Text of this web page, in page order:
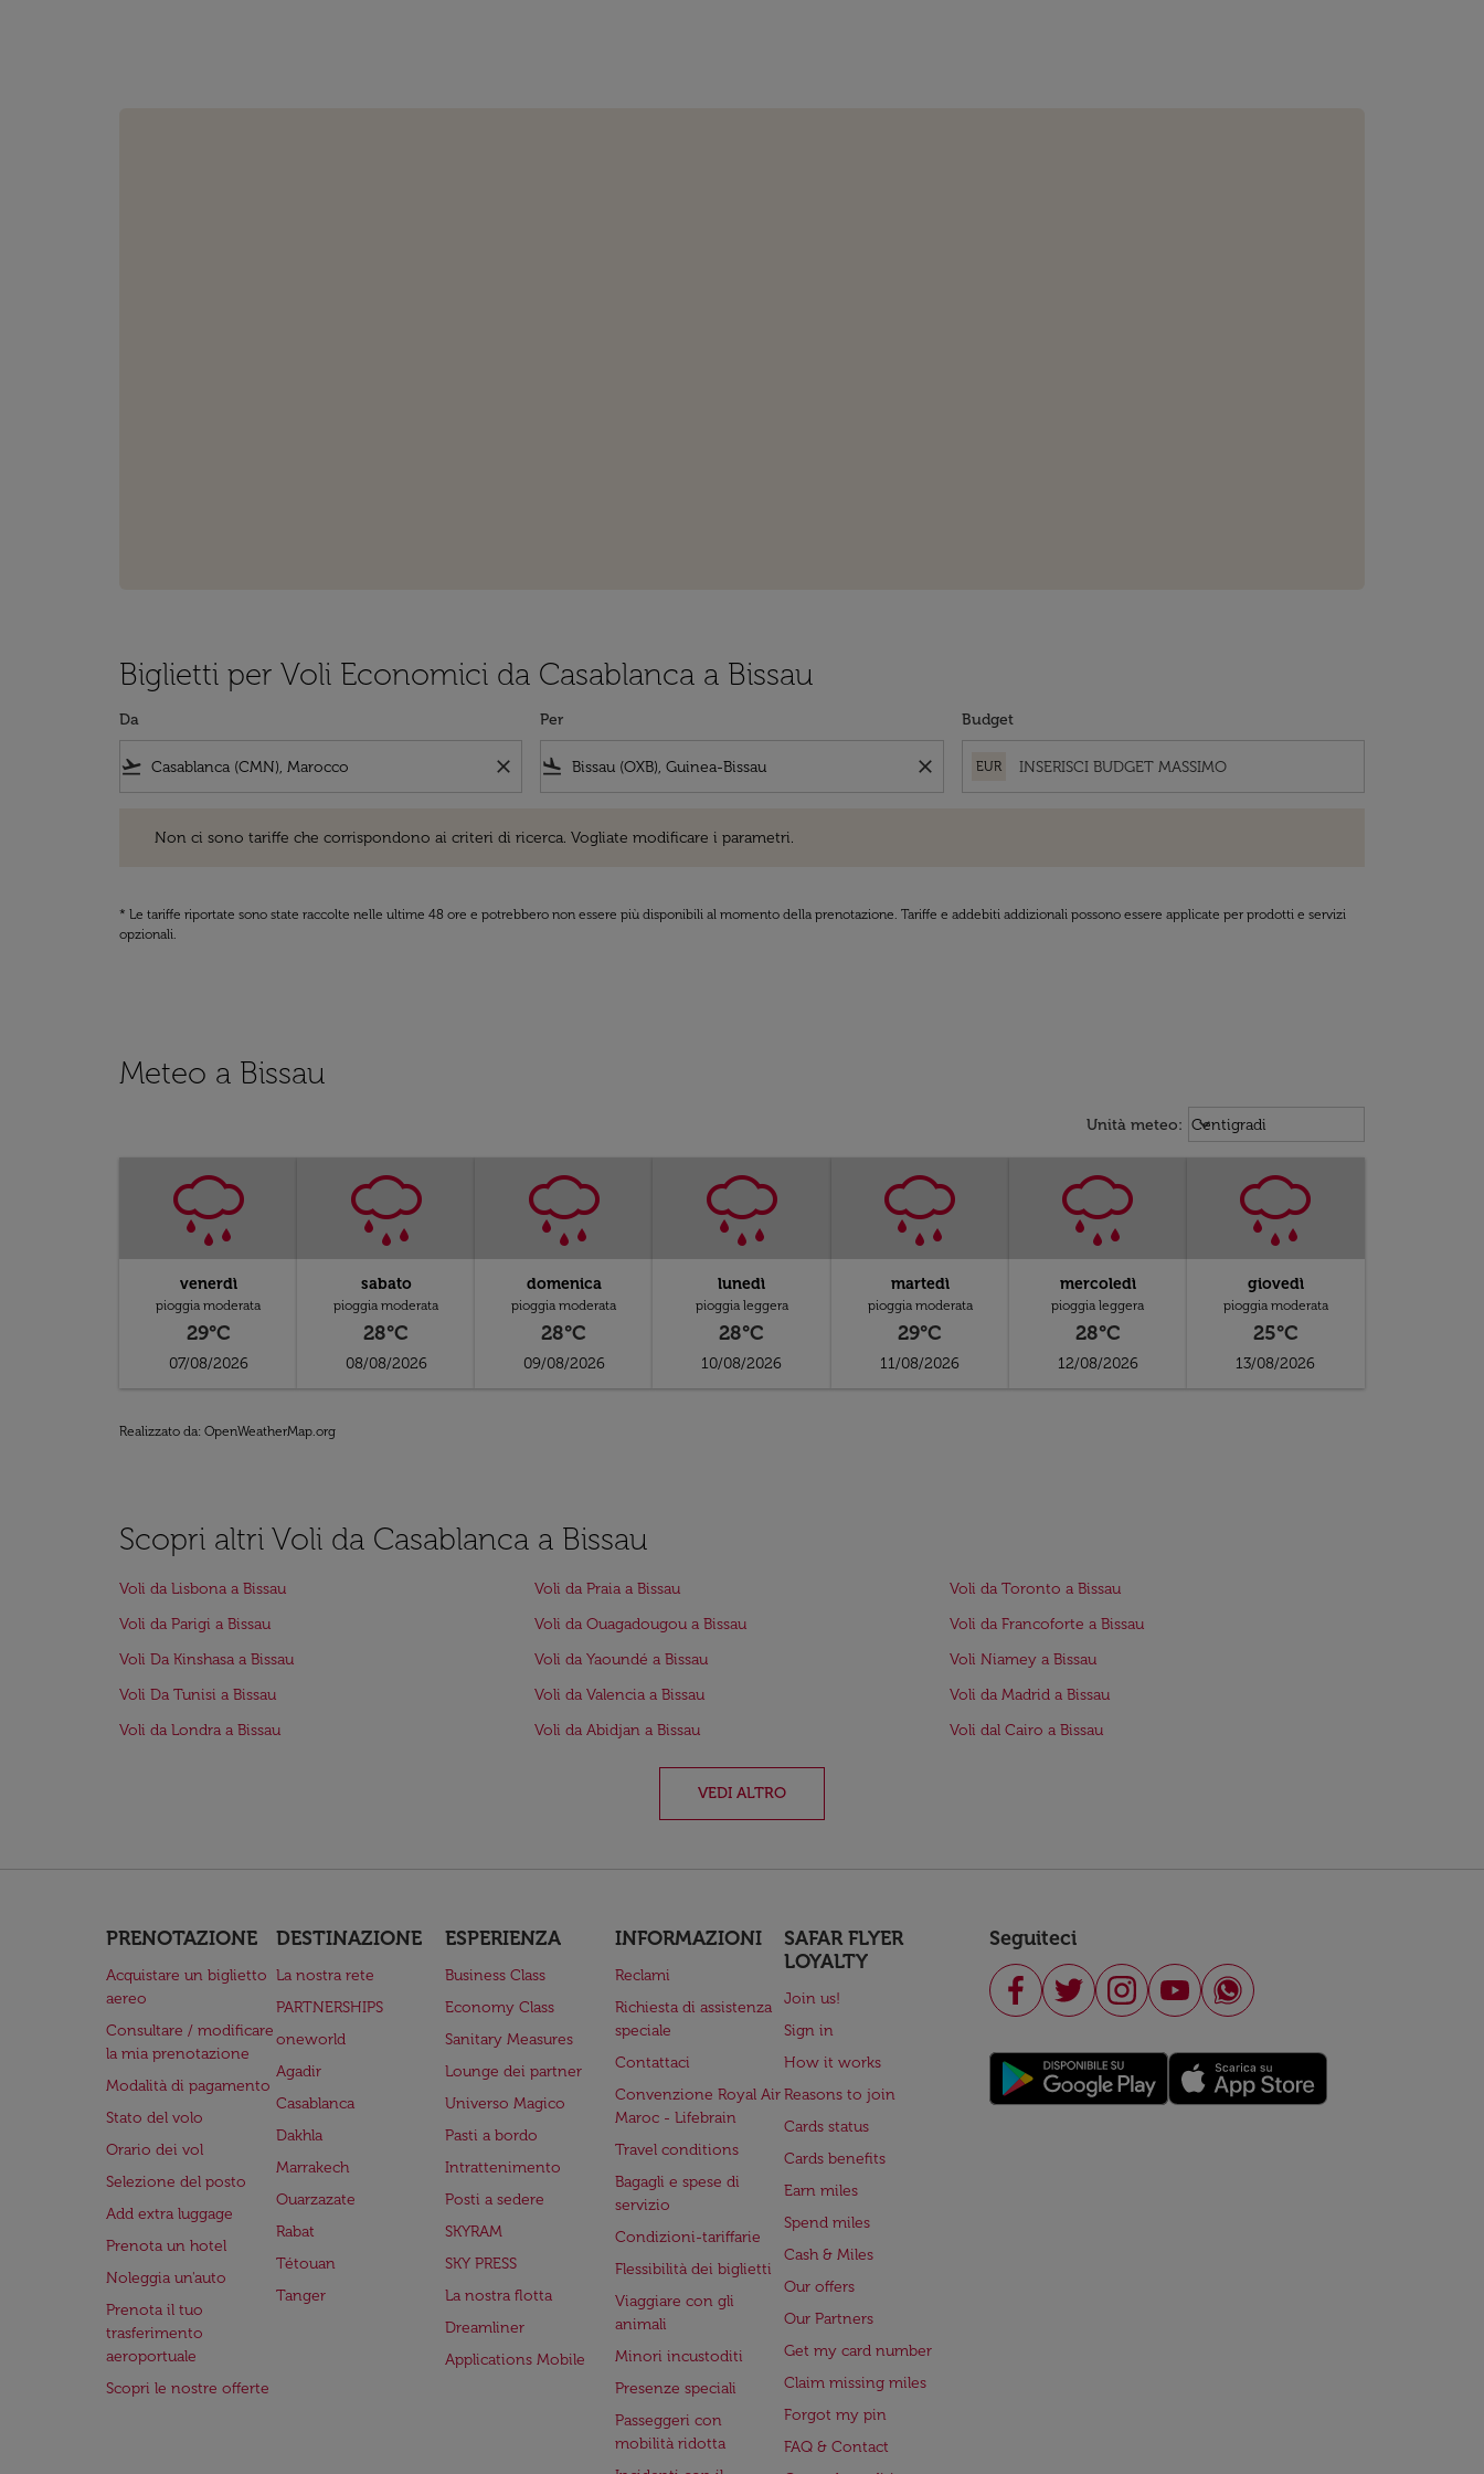
Biglietti per Voli Economici da Casablanca a Bissau
Da
flight_takeoff close
Per
flight_land close
Budget
EUR
Non ci sono tariffe che corrispondono ai criteri di ricerca. Vogliate modificare i parametri.
* Le tariffe riportate sono state raccolte nelle ultime 48 ore e potrebbero non essere più disponibili al momento della prenotazione. Tariffe e addebiti addizionali possono essere applicate per prodotti e servizi
opzionali.
Meteo a Bissau
Unità meteo: Weather unit option Centigradi
Centigradi
keyboard_arrow_down
venerdì
pioggia moderata
29°C
07/08/2026
sabato
pioggia moderata
28°C
08/08/2026
domenica
pioggia moderata
28°C
09/08/2026
lunedì
pioggia leggera
28°C
10/08/2026
martedì
pioggia moderata
29°C
11/08/2026
mercoledì
pioggia leggera
28°C
12/08/2026
giovedì
pioggia moderata
25°C
13/08/2026
Realizzato da: OpenWeatherMap.org
Scopri altri Voli da Casablanca a Bissau
Voli da Lisbona a Bissau Voli da Praia a Bissau
Voli da Toronto a Bissau
Voli da Parigi a Bissau
Voli da Ouagadougou a Bissau
Voli da Francoforte a Bissau
Voli Da Kinshasa a Bissau
Voli da Yaoundé a Bissau
Voli Niamey a Bissau
Voli Da Tunisi a Bissau
Voli da Valencia a Bissau
Voli da Madrid a Bissau
Voli da Londra a Bissau
Voli da Abidjan a Bissau Voli dal Cairo a Bissau
VEDI ALTRO
PRENOTAZIONE
Acquistare un biglietto
aereo
Consultare / modificare
la mia prenotazione
Modalità di pagamento
Stato del volo
Orario dei vol
Selezione del posto
Add extra luggage
Prenota un hotel
Noleggia un'auto
Prenota il tuo
trasferimento
aeroportuale
Scopri le nostre offerte
DESTINAZIONE
La nostra rete
PARTNERSHIPS
oneworld
Agadir
Casablanca
Dakhla
Marrakech
Ouarzazate
Rabat
Tétouan
Tanger
ESPERIENZA
Business Class
Economy Class
Sanitary Measures
Lounge dei partner
Universo Magico
Pasti a bordo
Intrattenimento
Posti a sedere
SKYRAM
SKY PRESS
La nostra flotta
Dreamliner
Applications Mobile
INFORMAZIONI
Reclami
Richiesta di assistenza
speciale
Contattaci
Convenzione Royal Air
Maroc - Lifebrain
Travel conditions
Bagagli e spese di
servizio
Condizioni-tariffarie
Flessibilità dei biglietti
Viaggiare con gli
animali
Minori incustoditi
Presenze speciali
Passeggeri con
mobilità ridotta
SAFAR FLYER
LOYALTY
Join us!
Sign in
How it works
Reasons to join
Cards status
Cards benefits
Earn miles
Spend miles
Cash & Miles
Our offers
Our Partners
Get my card number
Claim missing miles
Forgot my pin
FAQ & Contact
Seguiteci